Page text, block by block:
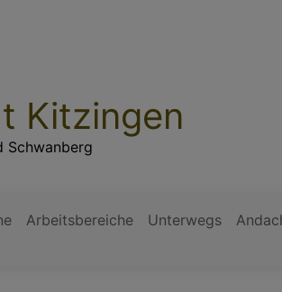
Kitzingen
Schwanberg
Arbeitsbereiche Unterwegs